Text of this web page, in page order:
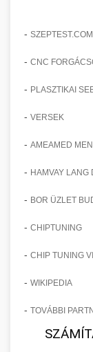
- SZEPTEST.COM
- CNC
- PLASZTIKAI
- VERSEK
- AMEAMED
- HAMVAY LANG
- BOR ÜZLET
- CHIPTUNING
- CHIP TUNING
- WIKIPEDIA
- TOVÁBBI